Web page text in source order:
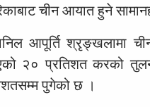
चीन आयात हुने
आपूर्ति श्रृङ्खलामा
२० प्रतिशत करको
पुगेको छ ।